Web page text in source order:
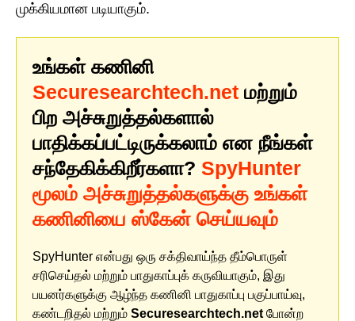
முக்கியமான படியாகும்.
உங்கள் கணினி
Securesearchtech.net மற்றும்
பிற அச்சுறுத்தல்களால்
பாதிக்கப்பட்டிருக்கலாம் என நீங்கள்
சந்தேகிக்கிறீர்களா? SpyHunter
மூலம் அச்சுறுத்தல்களுக்கு உங்கள்
கணினியை ஸ்கேன் செய்யவும்
SpyHunter என்பது ஒரு சக்திவாய்ந்த தீம்பொருள்
சரிசெய்தல் மற்றும் பாதுகாப்புக் கருவியாகும், இது
பயனர்களுக்கு ஆழ்ந்த கணினி பாதுகாப்பு பகுப்பாய்வு,
கண்டறிதல் மற்றும் Securesearchtech.net போன்ற